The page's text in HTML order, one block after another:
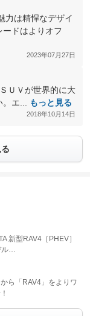
力は精悍なデザイ
ドはよりオフ
2023年07月27日
ＵＶが世界的に大
エ...
もっと見る
2018年10月14日
新型RAV4［PHEV］
ル…
ら「RAV4」をよりワ